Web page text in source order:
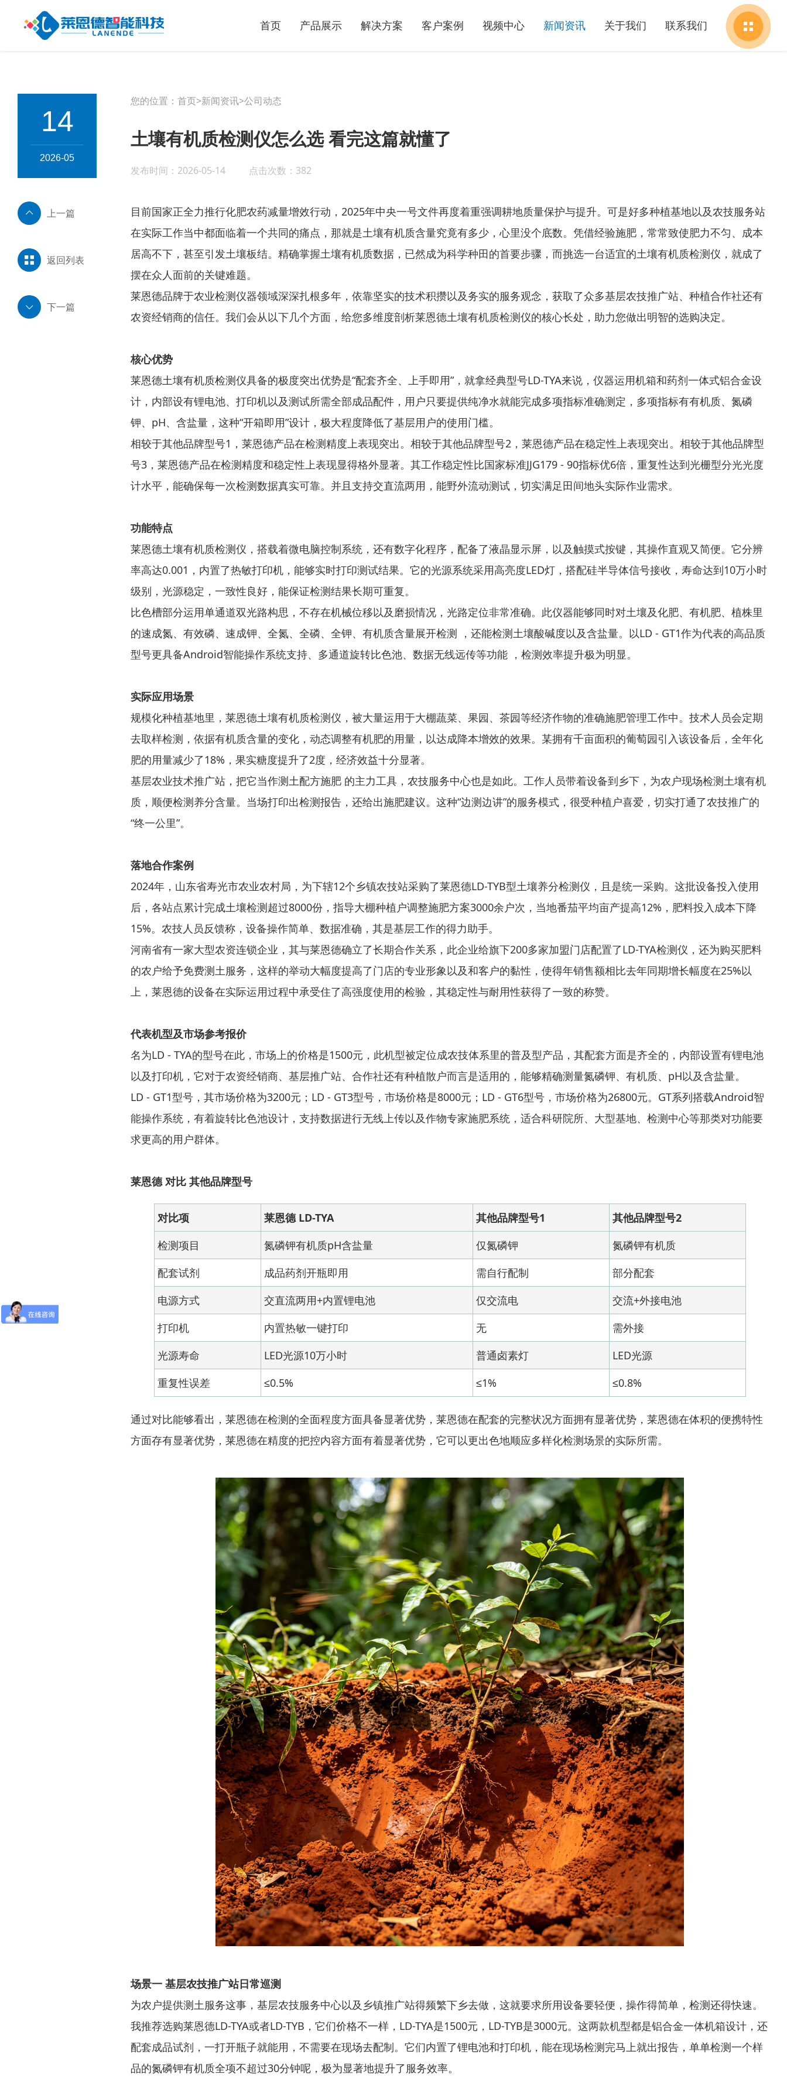
首页 产品展示 解决方案 客户案例 视频中心 新闻资讯 关于我们 联系我们
您的位置： 首页>新闻资讯>公司动态
土壤有机质检测仪怎么选 看完这篇就懂了
发布时间：2026-05-14 点击次数：382
目前国家正全力推行化肥农药减量增效行动，2025年中央一号文件再度着重强调耕地质量保护与提升。可是好多种植基地以及农技服务站
在实际工作当中都面临着一个共同的痛点，那就是土壤有机质含量究竟有多少，心里没个底数。凭借经验施肥，常常致使肥力不匀、成本
居高不下，甚至引发土壤板结。精确掌握土壤有机质数据，已然成为科学种田的首要步骤，而挑选一台适宜的土壤有机质检测仪，就成了
摆在众人面前的关键难题。
莱恩德品牌于农业检测仪器领域深深扎根多年，依靠坚实的技术积攒以及务实的服务观念，获取了众多基层农技推广站、种植合作社还有
农资经销商的信任。我们会从以下几个方面，给您多维度剖析莱恩德土壤有机质检测仪的核心长处，助力您做出明智的选购决定。
核心优势
莱恩德土壤有机质检测仪具备的极度突出优势是“配套齐全、上手即用”，就拿经典型号LD-TYA来说，仪器运用机箱和药剂一体式铝合金设
计，内部设有锂电池、打印机以及测试所需全部成品配件，用户只要提供纯净水就能完成多项指标准确测定，多项指标有有机质、氮磷
钾、pH、含盐量，这种“开箱即用”设计，极大程度降低了基层用户的使用门槛。
相较于其他品牌型号1，莱恩德产品在检测精度上表现突出。相较于其他品牌型号2，莱恩德产品在稳定性上表现突出。相较于其他品牌型
号3，莱恩德产品在检测精度和稳定性上表现显得格外显著。其工作稳定性比国家标准JJG179 - 90指标优6倍，重复性达到光栅型分光光度
计水平，能确保每一次检测数据真实可靠。并且支持交直流两用，能野外流动测试，切实满足田间地头实际作业需求。
功能特点
莱恩德土壤有机质检测仪，搭载着微电脑控制系统，还有数字化程序，配备了液晶显示屏，以及触摸式按键，其操作直观又简便。它分辨
率高达0.001，内置了热敏打印机，能够实时打印测试结果。它的光源系统采用高亮度LED灯，搭配硅半导体信号接收，寿命达到10万小时
级别，光源稳定，一致性良好，能保证检测结果长期可重复。
比色槽部分运用单通道双光路构思，不存在机械位移以及磨损情况，光路定位非常准确。此仪器能够同时对土壤及化肥、有机肥、植株里
的速成氮、有效磷、速成钾、全氮、全磷、全钾、有机质含量展开检测 ，还能检测土壤酸碱度以及含盐量。以LD - GT1作为代表的高品质
型号更具备Android智能操作系统支持、多通道旋转比色池、数据无线远传等功能 ，检测效率提升极为明显。
实际应用场景
规模化种植基地里，莱恩德土壤有机质检测仪，被大量运用于大棚蔬菜、果园、茶园等经济作物的准确施肥管理工作中。技术人员会定期
去取样检测，依据有机质含量的变化，动态调整有机肥的用量，以达成降本增效的效果。某拥有千亩面积的葡萄园引入该设备后，全年化
肥的用量减少了18%，果实糖度提升了2度，经济效益十分显著。
基层农业技术推广站，把它当作测土配方施肥 的主力工具，农技服务中心也是如此。工作人员带着设备到乡下，为农户现场检测土壤有机
质，顺便检测养分含量。当场打印出检测报告，还给出施肥建议。这种“边测边讲”的服务模式，很受种植户喜爱，切实打通了农技推广的
“终一公里”。
落地合作案例
2024年，山东省寿光市农业农村局，为下辖12个乡镇农技站采购了莱恩德LD-TYB型土壤养分检测仪，且是统一采购。这批设备投入使用
后，各站点累计完成土壤检测超过8000份，指导大棚种植户调整施肥方案3000余户次，当地番茄平均亩产提高12%，肥料投入成本下降
15%。农技人员反馈称，设备操作简单、数据准确，其是基层工作的得力助手。
河南省有一家大型农资连锁企业，其与莱恩德确立了长期合作关系，此企业给旗下200多家加盟门店配置了LD-TYA检测仪，还为购买肥料
的农户给予免费测土服务，这样的举动大幅度提高了门店的专业形象以及和客户的黏性，使得年销售额相比去年同期增长幅度在25%以
上，莱恩德的设备在实际运用过程中承受住了高强度使用的检验，其稳定性与耐用性获得了一致的称赞。
代表机型及市场参考报价
名为LD - TYA的型号在此，市场上的价格是1500元，此机型被定位成农技体系里的普及型产品，其配套方面是齐全的，内部设置有锂电池
以及打印机，它对于农资经销商、基层推广站、合作社还有种植散户而言是适用的，能够精确测量氮磷钾、有机质、pH以及含盐量。
LD - GT1型号，其市场价格为3200元；LD - GT3型号，市场价格是8000元；LD - GT6型号，市场价格为26800元。GT系列搭载Android智
能操作系统，有着旋转比色池设计，支持数据进行无线上传以及作物专家施肥系统，适合科研院所、大型基地、检测中心等那类对功能要
求更高的用户群体。
莱恩德 对比 其他品牌型号
对比项 莱恩德 LD-TYA 其他品牌型号1
其他品牌型号2
检测项目
氮磷钾有机质pH含盐量 仅氮磷钾
氮磷钾有机质
配套试剂
成品药剂开瓶即用 需自行配制
部分配套
电源方式
交直流两用+内置锂电池 仅交流电
交流+外接电池
打印机
内置热敏一键打印 无
需外接
光源寿命
LED光源10万小时 普通卤素灯
LED光源
重复性误差
≤0.5% ≤1% ≤0.8%
通过对比能够看出，莱恩德在检测的全面程度方面具备显著优势，莱恩德在配套的完整状况方面拥有显著优势，莱恩德在体积的便携特性
方面存有显著优势，莱恩德在精度的把控内容方面有着显著优势，它可以更出色地顺应多样化检测场景的实际所需。
场景一 基层农技推广站日常巡测
为农户提供测土服务这事，基层农技服务中心以及乡镇推广站得频繁下乡去做，这就要求所用设备要轻便，操作得简单，检测还得快速。
我推荐选购莱恩德LD-TYA或者LD-TYB，它们价格不一样，LD-TYA是1500元，LD-TYB是3000元。这两款机型都是铝合金一体机箱设计，还
配套成品试剂，一打开瓶子就能用，不需要在现场去配制。它们内置了锂电池和打印机，能在现场检测完马上就出报告，单单检测一个样
品的氮磷钾有机质全项不超过30分钟呢，极为显著地提升了服务效率。
14
2026-05
上一篇
返回列表
下一篇